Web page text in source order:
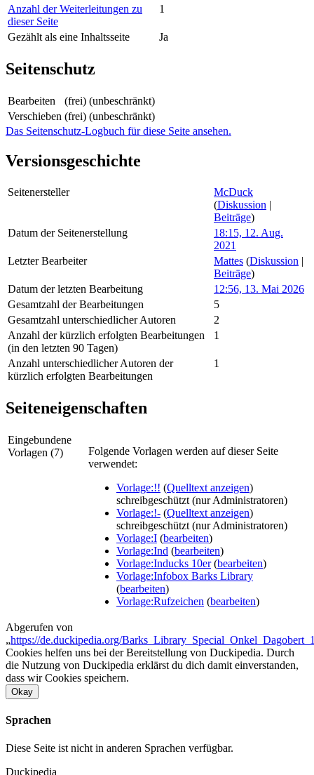
Anzahl der Weiterleitungen zu
dieser Seite
1
Gezählt als eine Inhaltsseite Ja
Seitenschutz
Bearbeiten
(frei) (unbeschränkt)
Verschieben (frei) (unbeschränkt)
Das Seitenschutz-Logbuch für diese Seite ansehen.
Versionsgeschichte
Seitenersteller
McDuck
(Diskussion |
Beiträge)
Datum der Seitenerstellung
18:15, 12. Aug.
2021
Letzter Bearbeiter
Mattes (Diskussion |
Beiträge)
Datum der letzten Bearbeitung
12:56, 13. Mai 2026
Gesamtzahl der Bearbeitungen
5
Gesamtzahl unterschiedlicher Autoren
2
Anzahl der kürzlich erfolgten Bearbeitungen
(in den letzten 90 Tagen)
1
Anzahl unterschiedlicher Autoren der
kürzlich erfolgten Bearbeitungen
1
Seiteneigenschaften
Eingebundene
Vorlagen (7)
Folgende Vorlagen werden auf dieser Seite
verwendet:
Vorlage:!! (Quelltext anzeigen)
schreibgeschützt (nur Administratoren)
Vorlage:!- (Quelltext anzeigen)
schreibgeschützt (nur Administratoren)
Vorlage:I (bearbeiten)
Vorlage:Ind (bearbeiten)
Vorlage:Inducks 10er(bearbeiten)
Vorlage:Infobox Barks Library
(bearbeiten)
Vorlage:Rufzeichen (bearbeiten)
Abgerufen von
„https://de.duckipedia.org/
Cookies helfen uns bei der Bereitstellung von Duckipedia. Durch
die Nutzung von Duckipedia erklärst du dich damit einverstanden,
dass wir Cookies speichern.
Okay
Sprachen
Diese Seite ist nicht in anderen Sprachen verfügbar.
Duckipedia